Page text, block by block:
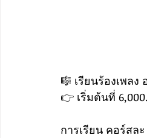
🎼 เรียนร้องเพลง
👉 เริ่มต้นที่
การเรียน คอร์สล